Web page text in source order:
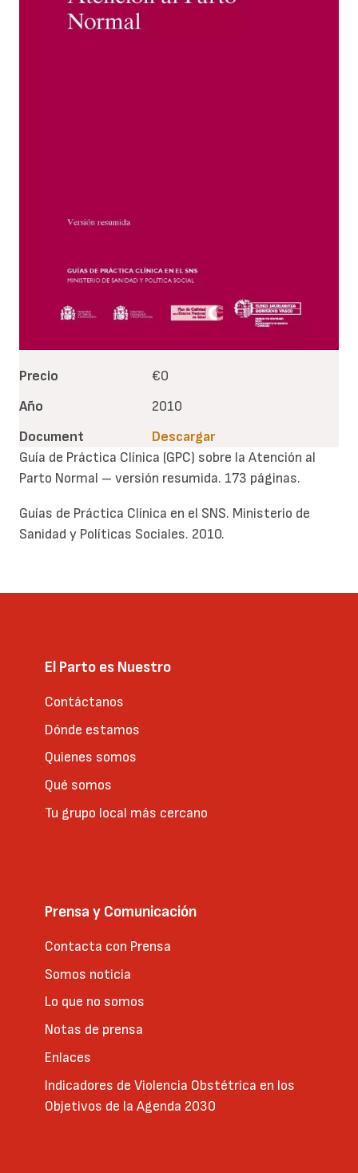
Guía de Práctica Clínica (GPC) sobre la Atención al
Parto Normal – versión resumida. 173 páginas.
Guías de Práctica Clínica en el SNS. Ministerio de
Sanidad y Políticas Sociales. 2010.
Precio
€0
Año
2010
Document
Descargar
El Parto es Nuestro
Contáctanos
Dónde estamos
Quienes somos
Qué somos
Tu grupo local más cercano
Prensa y Comunicación
Contacta con Prensa
Somos noticia
Lo que no somos
Notas de prensa
Enlaces
Indicadores de Violencia Obstétrica en los
Objetivos de la Agenda 2030